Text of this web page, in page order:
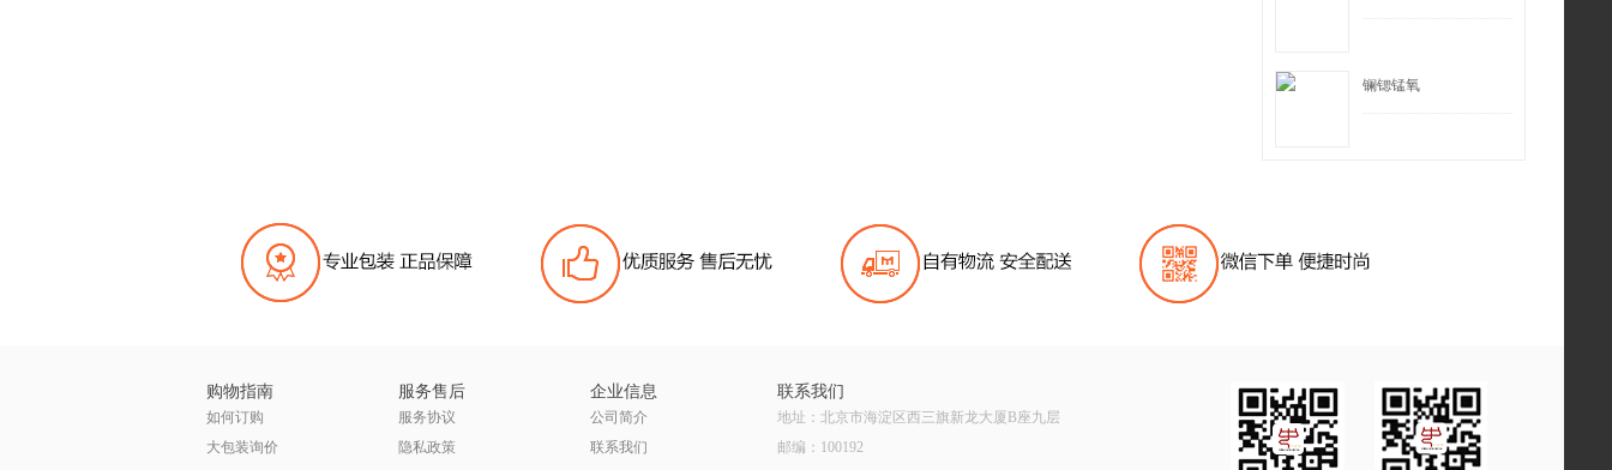
镧锶锰氧
购物指南
如何订购
大包装询价
服务售后
服务协议
隐私政策
企业信息
公司简介
联系我们
联系我们
地址：北京市海淀区西三旗新龙大厦B座九层
邮编：100192